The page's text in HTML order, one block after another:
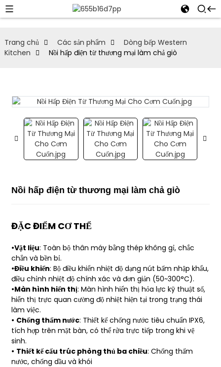
Trang chủ Các sản phẩm
Dòng bếp Western
Kitchen
Nồi hấp điện từ thương mại làm chả giò
Nồi hấp điện từ thương mại làm chả giò
ĐẶC ĐIỂM CƠ THỂ
•Vật liệu: Toàn bộ thân máy bằng thép không gỉ, chắc
chắn và bền bỉ.
•Điều khiển: Bộ điều khiển nhiệt độ dạng nút bấm nhập khẩu,
điều chỉnh nhiệt độ chính xác và đơn giản (50~300°C).
•Màn hình hiển thị: Màn hình hiển thị hỏa lực kỹ thuật số,
hiển thị trực quan cường độ nhiệt hiện tại trong trạng thái
làm việc.
• Chống thấm nước: Thiết kế chống nước tiêu chuẩn IPX6,
tích hợp trên mặt bàn, có thể rửa trực tiếp trong khi vệ
sinh.
• Thiết kế cấu trúc phòng thủ ba chiều: Chống thấm
nước, chống dầu và khói